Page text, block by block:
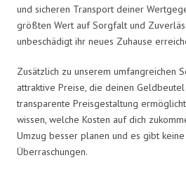
und sicheren Transport deiner
größten Wert auf Sorgfalt und
unbeschädigt ihr neues Zuhause
Zusätzlich zu unserem umfangreichen
attraktive Preise, die deinen Geldbeutel
transparente Preisgestaltung
wissen, welche Kosten auf dich
Umzug besser planen und es gibt
Überraschungen.